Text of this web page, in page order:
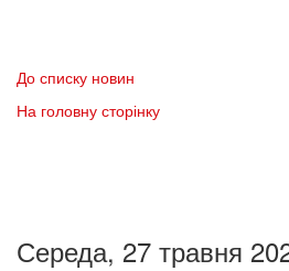
До списку новин
На головну сторінку
Середа, 27 травня